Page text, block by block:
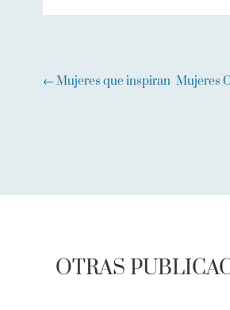
← Mujeres que inspiran Mujeres
OTRAS